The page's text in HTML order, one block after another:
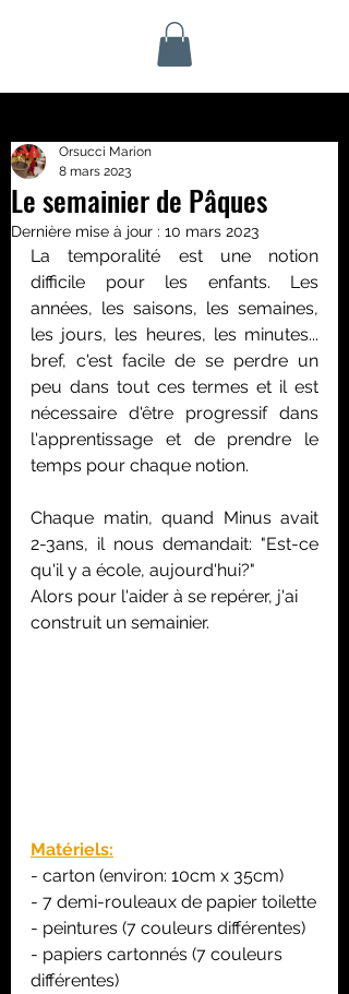
Le semainier de Pâques
Orsucci Marion
8 mars 2023
Dernière mise à jour : 10 mars 2023
La temporalité est une notion
difficile pour les enfants. Les
années, les saisons, les semaines,
les jours, les heures, les minutes...
bref, c'est facile de se perdre un
peu dans tout ces termes et il est
nécessaire d'être progressif dans
l'apprentissage et de prendre le
temps pour chaque notion.
Chaque matin, quand Minus avait
2-3ans, il nous demandait: "Est-ce
qu'il y a école, aujourd'hui?"
Alors pour l'aider à se repérer, j'ai
construit un semainier.
Matériels:
- carton (environ: 10cm x 35cm)
- 7 demi-rouleaux de papier toilette
- peintures (7 couleurs différentes)
- papiers cartonnés (7 couleurs
différentes)